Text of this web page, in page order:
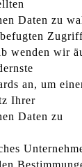
Daten zu
wenden wir
an, um
Ihrer
Daten zu